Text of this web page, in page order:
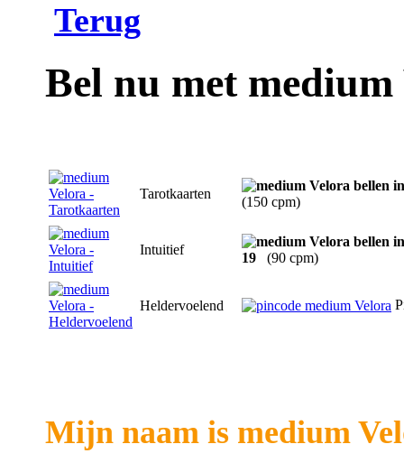
Terug
Bel nu met medium
Tarotkaarten
(150 cpm)
Intuitief
19 (90 cpm)
Heldervoelend
Mijn naam is medium